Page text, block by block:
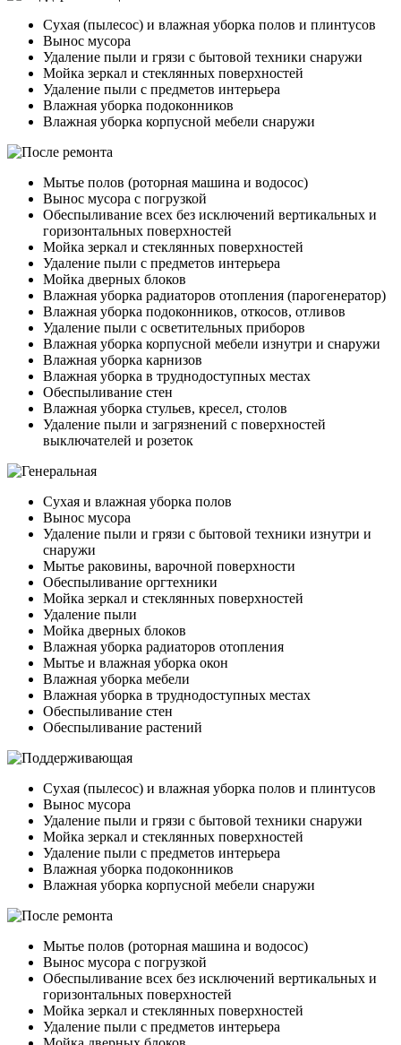
Сухая (пылесос) и влажная уборка полов и плинтусов
Вынос мусора
Удаление пыли и грязи с бытовой техники снаружи
Мойка зеркал и стеклянных поверхностей
Удаление пыли с предметов интерьера
Влажная уборка подоконников
Влажная уборка корпусной мебели снаружи
Мытье полов (роторная машина и водосос)
Вынос мусора с погрузкой
Обеспыливание всех без исключений вертикальных и
горизонтальных поверхностей
Мойка зеркал и стеклянных поверхностей
Удаление пыли с предметов интерьера
Мойка дверных блоков
Влажная уборка радиаторов отопления (парогенератор)
Влажная уборка подоконников, откосов, отливов
Удаление пыли с осветительных приборов
Влажная уборка корпусной мебели изнутри и снаружи
Влажная уборка карнизов
Влажная уборка в труднодоступных местах
Обеспыливание стен
Влажная уборка стульев, кресел, столов
Удаление пыли и загрязнений с поверхностей
выключателей и розеток
Сухая и влажная уборка полов
Вынос мусора
Удаление пыли и грязи с бытовой техники изнутри и
снаружи
Мытье раковины, варочной поверхности
Обеспыливание оргтехники
Мойка зеркал и стеклянных поверхностей
Удаление пыли
Мойка дверных блоков
Влажная уборка радиаторов отопления
Мытье и влажная уборка окон
Влажная уборка мебели
Влажная уборка в труднодоступных местах
Обеспыливание стен
Обеспыливание растений
Сухая (пылесос) и влажная уборка полов и плинтусов
Вынос мусора
Удаление пыли и грязи с бытовой техники снаружи
Мойка зеркал и стеклянных поверхностей
Удаление пыли с предметов интерьера
Влажная уборка подоконников
Влажная уборка корпусной мебели снаружи
Мытье полов (роторная машина и водосос)
Вынос мусора с погрузкой
Обеспыливание всех без исключений вертикальных и
горизонтальных поверхностей
Мойка зеркал и стеклянных поверхностей
Удаление пыли с предметов интерьера